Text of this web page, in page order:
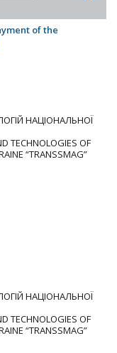
of the
НАЦІОНАЛЬНОЇ
TECHNOLOGIES OF
“TRANSSMAG”
НАЦІОНАЛЬНОЇ
TECHNOLOGIES OF
“TRANSSMAG”